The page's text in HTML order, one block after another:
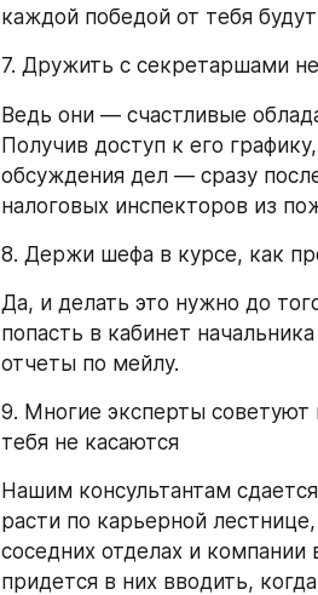
каждой победой от тебя
7. Дружить с секретаршами
Ведь они — счастливые
Получив доступ к его
обсуждения дел — сразу
налоговых инспекторов из
8. Держи шефа в курсе, как
Да, и делать это нужно до
попасть в кабинет
отчеты по мейлу.
9. Многие эксперты советуют
тебя не касаются
Нашим консультантам
расти по карьерной
соседних отделах и
придется в них вводить,